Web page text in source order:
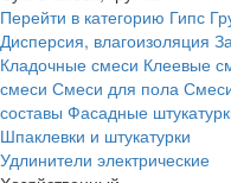
Перейти в категорию Гипс
Дисперсия, влагоизоляция
Кладочные смеси Клеевые
смеси Смеси для пола
составы Фасадные
Шпаклевки и штукатурки
Удлинители электрические